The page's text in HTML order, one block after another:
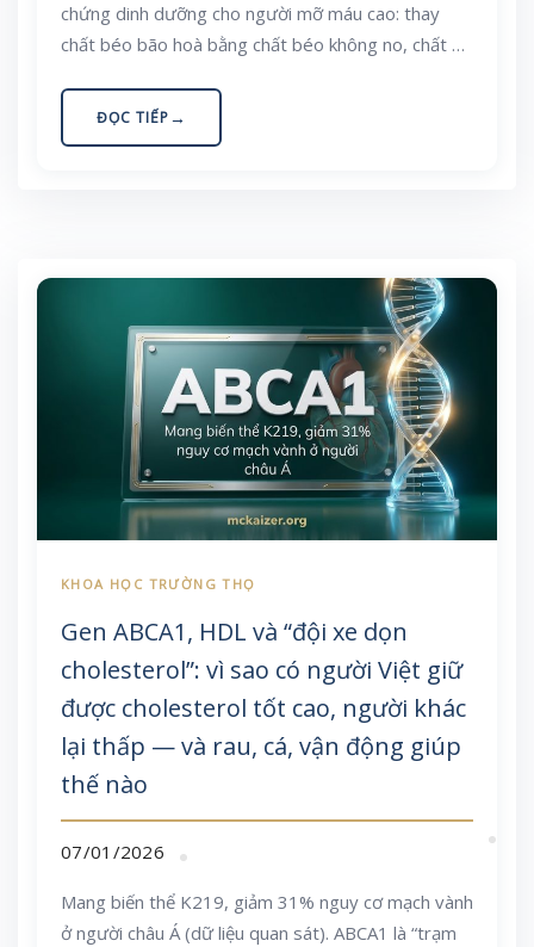
chứng dinh dưỡng cho người mỡ máu cao: thay
chất béo bão hoà bằng chất béo không no, chất xơ
cùng cách áp dụng trong bữa ăn Việt. Đây là nội
dung giáo dục dinh dưỡng, không thay thế điều trị
ĐỌC TIẾP
Gen ABCA1, HDL và “đội xe dọn
cholesterol”: vì sao có người Việt giữ
được cholesterol tốt cao, người khác
lại thấp — và rau, cá, vận động giúp
thế nào
07/01/2026
Mang biến thể K219, giảm 31% nguy cơ mạch vành
ở người châu Á (dữ liệu quan sát). ABCA1 là “trạm